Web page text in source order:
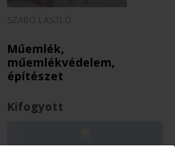
Műemlék,
műemlékvédelem,
építészet
Kifogyott